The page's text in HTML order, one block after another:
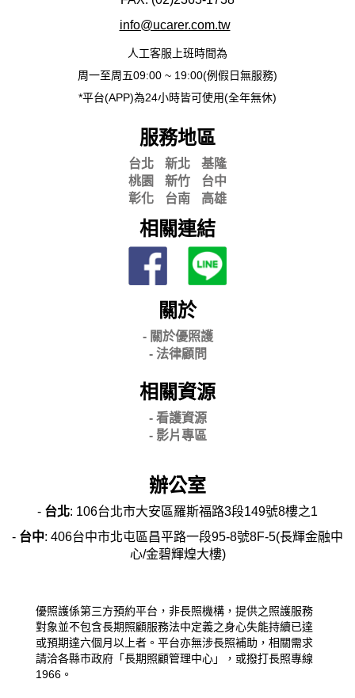
info@ucarer.com.tw
人工客服上班時間為
周一至周五09:00 ~ 19:00(例假日無服務)
*平台(APP)為24小時皆可使用(全年無休)
服務地區
台北 新北
基隆
桃園
新竹
台中
彰化
台南 高雄
相關連結
關於
- 關於優照護
- 法律顧問
相關資源
- 看護資源
- 影片專區
辦公室
- 台北: 106台北市大安區羅斯福路3段149號8樓之1
- 台中: 406台中市北屯區昌平路一段95-8號8F-5(長輝金融中
心/金碧輝煌大樓)
優照護係第三方預約平台，非長照機構，提供之照護服務
對象並不包含長期照顧服務法中定義之身心失能持續已達
或預期達六個月以上者。平台亦無涉長照補助，相關需求
請洽各縣市政府「長期照顧管理中心」，或撥打長照專線
1966。